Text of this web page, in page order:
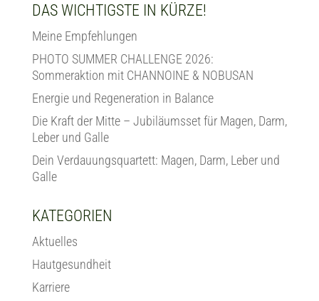
DAS WICHTIGSTE IN KÜRZE!
Meine Empfehlungen
PHOTO SUMMER CHALLENGE 2026:
Sommeraktion mit CHANNOINE & NOBUSAN
Energie und Regeneration in Balance
Die Kraft der Mitte – Jubiläumsset für Magen, Darm,
Leber und Galle
Dein Verdauungsquartett: Magen, Darm, Leber und
Galle
KATEGORIEN
Aktuelles
Hautgesundheit
Karriere